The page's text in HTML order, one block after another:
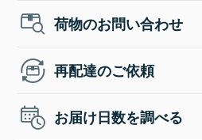
荷物のお問い合わせ
再配達のご依頼
お届け日数を調べる